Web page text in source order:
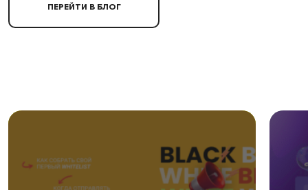
ПЕРЕЙТИ В БЛОГ